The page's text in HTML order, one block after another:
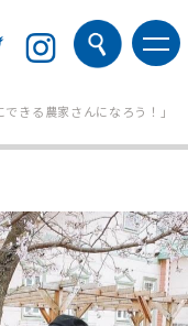
できる農家さんになろう！」